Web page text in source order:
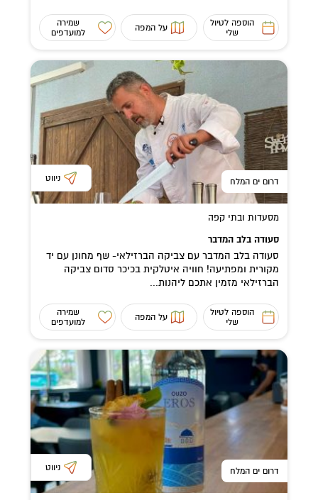
הוספה לטיול
שלי
על המפה
שמירה
למועדפים
דרום ים המלח ניווט
מסעדות ובתי קפה
סעודה בלב המדבר
סעודה בלב המדבר עם צביקה הברזילאי- שף מחונן עם יד
מקורית ומפתיעה! חוויה איטלקית בכיכר סדום צביקה
הברזילאי מזמין אתכם ליהנות...
הוספה לטיול
שלי
על המפה
שמירה
למועדפים
דרום ים המלח ניווט